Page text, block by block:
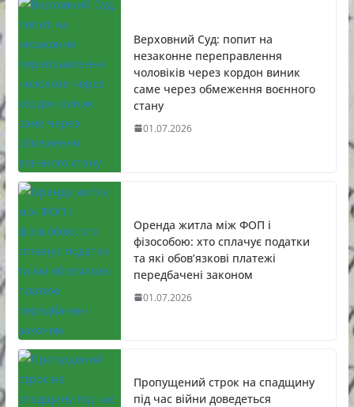
Верховний Суд: попит на
незаконне переправлення
чоловіків через кордон виник
саме через обмеження воєнного
стану
01.07.2026
Оренда житла між ФОП і
фізособою: хто сплачує податки
та які обов’язкові платежі
передбачені законом
01.07.2026
Пропущений строк на спадщину
під час війни доведеться